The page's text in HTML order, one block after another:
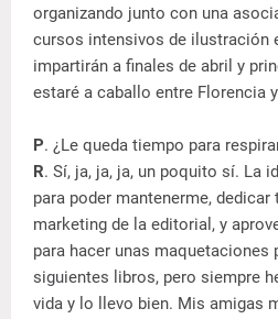
organizando junto con una
cursos intensivos de ilustración
impartirán a finales de abril y
estaré a caballo entre Florencia
P. ¿Le queda tiempo para
R. Sí, ja, ja, ja, un poquito sí. La
para poder mantenerme,
marketing de la editorial, y
para hacer unas maquetaciones
siguientes libros, pero siempre
vida y lo llevo bien. Mis amigas